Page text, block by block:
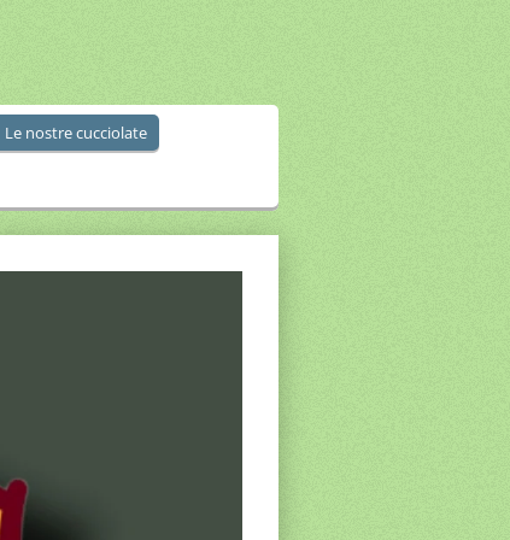
Le nostre cucciolate